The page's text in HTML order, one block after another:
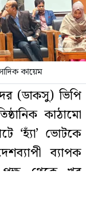
প্রস্তুতি
বাংলাদেশির
কায়েম
(ডাকসু) ভিপি
কাঠামো
‘হ্যাঁ’ ভোটকে
ব্যাপক
পক্ষ থেকে খুব